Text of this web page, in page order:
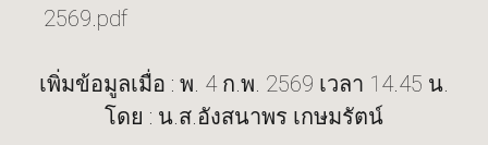
2569.pdf
เพิ่มข้อมูลเมื่อ : พ. 4 ก.พ. 2569 เวลา 14.45 น.
โดย : น.ส.อังสนาพร เกษมรัตน์